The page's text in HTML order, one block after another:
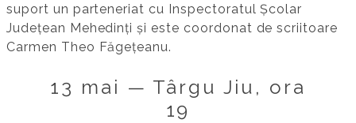
suport un parteneriat cu Inspectoratul Școlar
Județean Mehedinți și este coordonat de scriitoare
Carmen Theo Făgețeanu.
13 mai — Târgu Jiu, ora
19